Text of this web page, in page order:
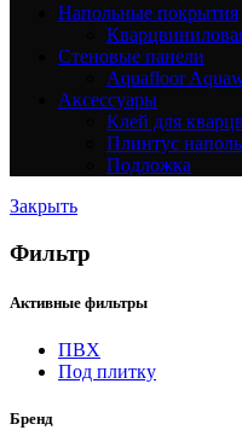
Напольные покрытия
Стеновые панели
Aquafloor
Аксессуары
Клей для
Плинтус
Подложка
Закрыть
Фильтр
Активные фильтры
ПВХ
Под плитку
Бренд